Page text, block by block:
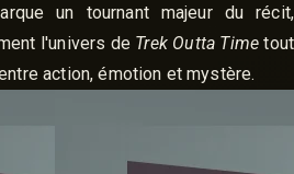
un tournant majeur du récit,
l'univers de Trek Outta Time tout
action, émotion et mystère.